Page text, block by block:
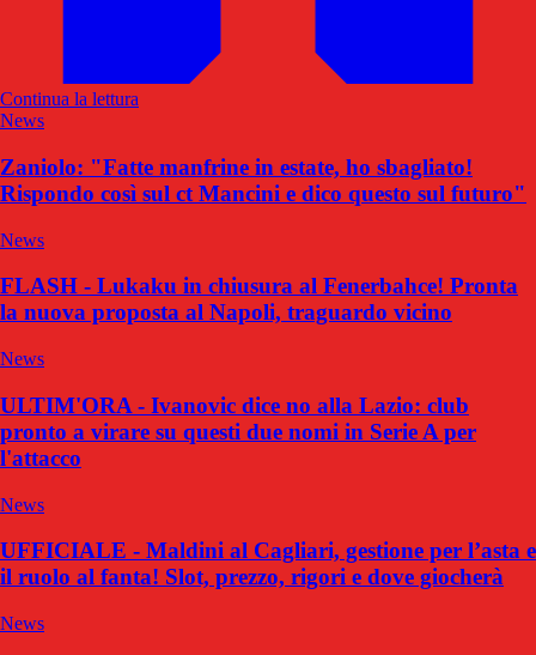
Continua la lettura
News
Zaniolo: "Fatte manfrine in estate, ho sbagliato!
Rispondo così sul ct Mancini e dico questo sul futuro"
News
FLASH - Lukaku in chiusura al Fenerbahce! Pronta
la nuova proposta al Napoli, traguardo vicino
News
ULTIM'ORA - Ivanovic dice no alla Lazio: club
pronto a virare su questi due nomi in Serie A per
l'attacco
News
UFFICIALE - Maldini al Cagliari, gestione per l’asta e
il ruolo al fanta! Slot, prezzo, rigori e dove giocherà
News